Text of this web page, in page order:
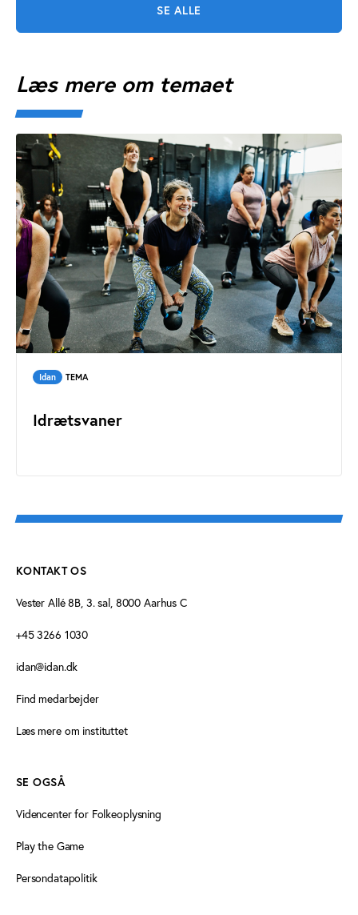
SE ALLE
Læs mere om temaet
Idan TEMA
Idrætsvaner
KONTAKT OS
Vester Allé 8B, 3. sal, 8000 Aarhus C
+45 3266 1030
idan@idan.dk
Find medarbejder
Læs mere om instituttet
SE OGSÅ
Videncenter for Folkeoplysning
Play the Game
Persondatapolitik